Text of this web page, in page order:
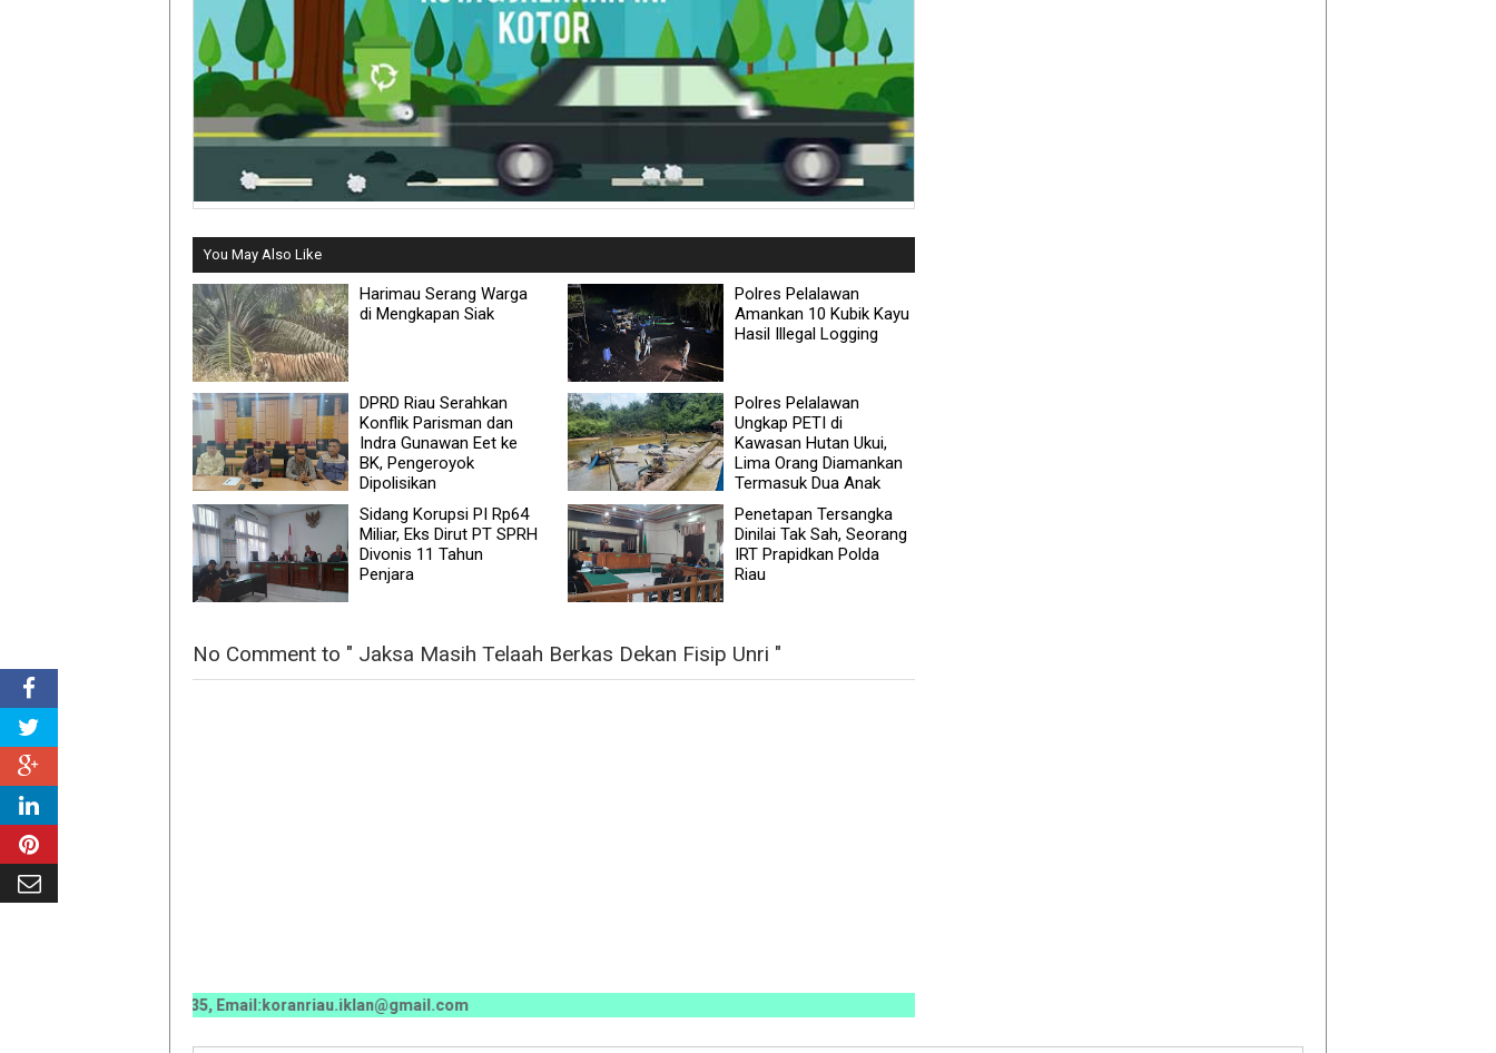
You May Also Like
Harimau Serang Warga
di Mengkapan Siak
Polres Pelalawan
Amankan 10 Kubik Kayu
Hasil Illegal Logging
DPRD Riau Serahkan
Konflik Parisman dan
Indra Gunawan Eet ke
BK, Pengeroyok
Dipolisikan
Polres Pelalawan
Ungkap PETI di
Kawasan Hutan Ukui,
Lima Orang Diamankan
Termasuk Dua Anak
Sidang Korupsi PI Rp64
Miliar, Eks Dirut PT SPRH
Divonis 11 Tahun
Penjara
Penetapan Tersangka
Dinilai Tak Sah, Seorang
IRT Prapidkan Polda
Riau
No Comment to " Jaksa Masih Telaah Berkas Dekan Fisip Unri "
0070 / 0811 7673 35, Email:koranriau.iklan@gmail.com